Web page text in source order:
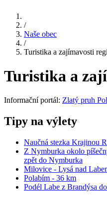
/
Naše obec
/
Turistika a zajímavosti
Turistika a
Informační portál: Zlatý pruh
Tipy na výlety
Naučná stezka Krajinou
Z Nymburka okolo
zpět do Nymburka
Milovice - Lysá nad
Polabím - 36 km
Podél Labe z Brandýsa